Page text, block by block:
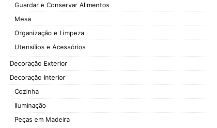
Guardar e Conservar Alimentos
Mesa
Organização e Limpeza
Utensílios e Acessórios
Decoração Exterior
Decoração Interior
Cozinha
Iluminação
Peças em Madeira